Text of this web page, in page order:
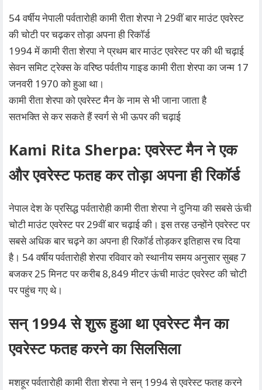
54 वर्षीय नेपाली पर्वतारोही कामी रीता शेरपा ने 29वीं बार माउंट एवरेस्ट
की चोटी पर चढ़कर तोड़ा अपना ही रिकॉर्ड
1994 में कामी रीता शेरपा ने प्रथम बार माउंट एवरेस्ट पर की थी चढ़ाई
सेवन समिट ट्रेक्स के वरिष्ठ पर्वतीय गाइड कामी रीता शेरपा का जन्म 17
जनवरी 1970 को हुआ था।
कामी रीता शेरपा को एवरेस्ट मैन के नाम से भी जाना जाता है
सतभक्ति से कर सकते हैं स्वर्ग से भी ऊपर की चढ़ाई
Kami Rita Sherpa: एवरेस्ट मैन ने एक
और एवरेस्ट फतह कर तोड़ा अपना ही रिकॉर्ड
नेपाल देश के प्रसिद्ध पर्वतारोही कामी रीता शेरपा ने दुनिया की सबसे ऊंची
चोटी माउंट एवरेस्ट पर 29वीं बार चढ़ाई की। इस तरह उन्होंने एवरेस्ट पर
सबसे अधिक बार चढ़ने का अपना ही रिकॉर्ड तोड़कर इतिहास रच दिया
है। 54 वर्षीय पर्वतारोही शेरपा रविवार को स्थानीय समय अनुसार सुबह 7
बजकर 25 मिनट पर करीब 8,849 मीटर ऊंची माउंट एवरेस्ट की चोटी
पर पहुंच गए थे।
सन् 1994 से शुरू हुआ था एवरेस्ट मैन का
एवरेस्ट फतह करने का सिलसिला
मशहूर पर्वतारोही कामी रीता शेरपा ने सन् 1994 से एवरेस्ट फतह करने